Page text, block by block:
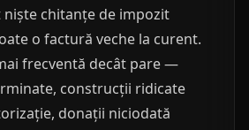
niște chitanțe de impozit
o factură veche la curent.
frecventă decât pare —
construcții ridicate
donații niciodată